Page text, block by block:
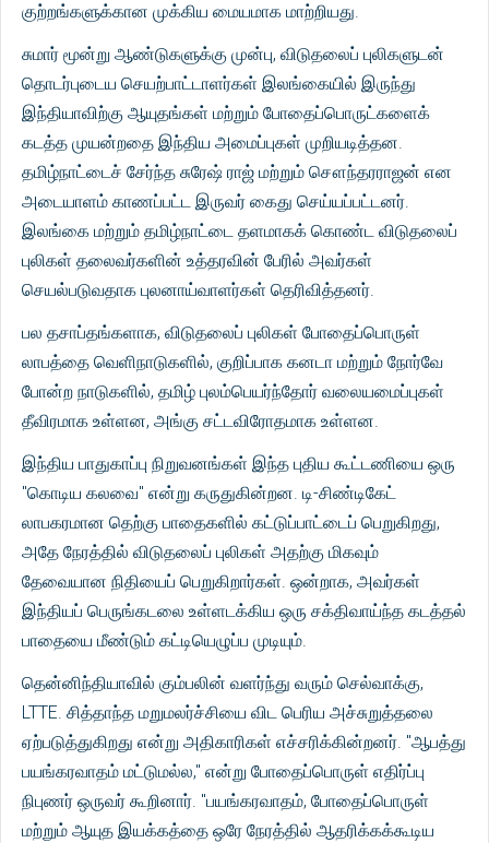
குற்றங்களுக்கான முக்கிய மையமாக மாற்றியது.
சுமார் மூன்று ஆண்டுகளுக்கு முன்பு, விடுதலைப் புலிகளுடன்
தொடர்புடைய செயற்பாட்டாளர்கள் இலங்கையில் இருந்து
இந்தியாவிற்கு ஆயுதங்கள் மற்றும் போதைப்பொருட்களைக்
கடத்த முயன்றதை இந்திய அமைப்புகள் முறியடித்தன.
தமிழ்நாட்டைச் சேர்ந்த சுரேஷ் ராஜ் மற்றும் சௌந்தரராஜன் என
அடையாளம் காணப்பட்ட இருவர் கைது செய்யப்பட்டனர்.
இலங்கை மற்றும் தமிழ்நாட்டை தளமாகக் கொண்ட விடுதலைப்
புலிகள் தலைவர்களின் உத்தரவின் பேரில் அவர்கள்
செயல்படுவதாக புலனாய்வாளர்கள் தெரிவித்தனர்.
பல தசாப்தங்களாக, விடுதலைப் புலிகள் போதைப்பொருள்
லாபத்தை வெளிநாடுகளில், குறிப்பாக கனடா மற்றும் நோர்வே
போன்ற நாடுகளில், தமிழ் புலம்பெயர்ந்தோர் வலையமைப்புகள்
தீவிரமாக உள்ளன, அங்கு சட்டவிரோதமாக உள்ளன.
இந்திய பாதுகாப்பு நிறுவனங்கள் இந்த புதிய கூட்டணியை ஒரு
"கொடிய கலவை" என்று கருதுகின்றன. டி-சிண்டிகேட்
லாபகரமான தெற்கு பாதைகளில் கட்டுப்பாட்டைப் பெறுகிறது,
அதே நேரத்தில் விடுதலைப் புலிகள் அதற்கு மிகவும்
தேவையான நிதியைப் பெறுகிறார்கள். ஒன்றாக, அவர்கள்
இந்தியப் பெருங்கடலை உள்ளடக்கிய ஒரு சக்திவாய்ந்த கடத்தல்
பாதையை மீண்டும் கட்டியெழுப்ப முடியும்.
தென்னிந்தியாவில் கும்பலின் வளர்ந்து வரும் செல்வாக்கு,
LTTE. சித்தாந்த மறுமலர்ச்சியை விட பெரிய அச்சுறுத்தலை
ஏற்படுத்துகிறது என்று அதிகாரிகள் எச்சரிக்கின்றனர். "ஆபத்து
பயங்கரவாதம் மட்டுமல்ல," என்று போதைப்பொருள் எதிர்ப்பு
நிபுணர் ஒருவர் கூறினார். "பயங்கரவாதம், போதைப்பொருள்
மற்றும் ஆயுத இயக்கத்தை ஒரே நேரத்தில் ஆதரிக்கக்கூடிய